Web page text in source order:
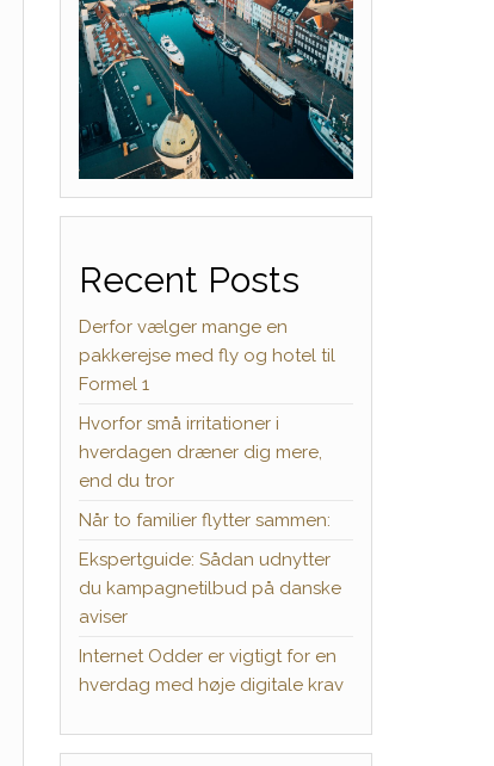
Recent Posts
Derfor vælger mange en
pakkerejse med fly og hotel til
Formel 1
Hvorfor små irritationer i
hverdagen dræner dig mere,
end du tror
Når to familier flytter sammen:
Ekspertguide: Sådan udnytter
du kampagnetilbud på danske
aviser
Internet Odder er vigtigt for en
hverdag med høje digitale krav